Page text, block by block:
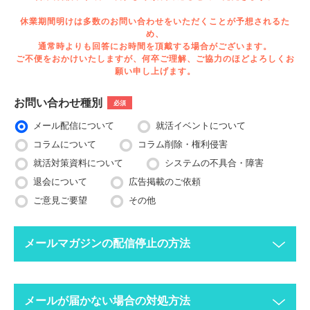
休業期間明けは多数のお問い合わせをいただくことが予想されるた
め、
通常時よりも回答にお時間を頂戴する場合がございます。
ご不便をおかけいたしますが、何卒ご理解、ご協力のほどよろしくお
願い申し上げます。
お問い合わせ種別 必須
メール配信について
就活イベントについて
コラムについて
コラム削除・権利侵害
就活対策資料について
システムの不具合・障害
退会について
広告掲載のご依頼
ご意見ご要望
その他
メールマガジンの配信停止の方法
ってください。
メールが届かない場合の対処方法